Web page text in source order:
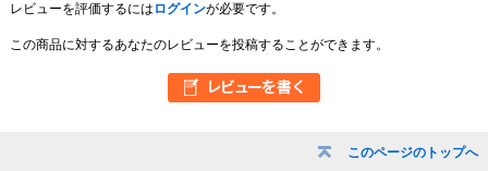
このページのトップへ
レビューを評価するには ログインが必要です。
この商品に対するあなたのレビューを投稿することができます。